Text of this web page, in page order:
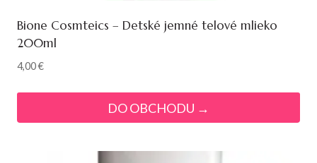
Bione Cosmteics – Detské jemné telové mlieko
200ml
4,00€
DO OBCHODU →